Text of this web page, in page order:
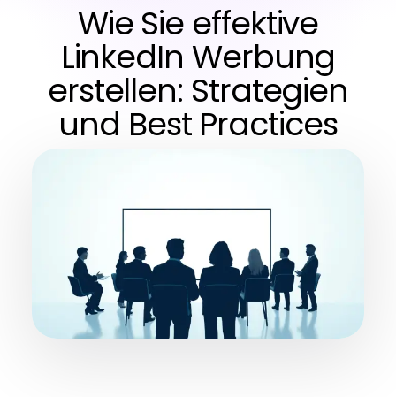
Wie Sie effektive
LinkedIn Werbung
erstellen: Strategien
und Best Practices